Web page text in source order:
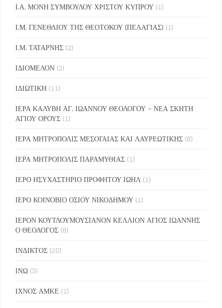
Ι.Α. ΜΟΝΗ ΣΥΜΒΟΥΛΟΥ ΧΡΙΣΤΟΥ ΚΥΠΡΟΥ (1)
Ι.Μ. ΓΕΝΕΘΛΙΟΥ ΤΗΣ ΘΕΟΤΟΚΟΥ (ΠΕΛΑΓΙΑΣ) (1)
Ι.Μ. ΤΑΤΑΡΝΗΣ (2)
ΙΔΙΟΜΕΛΟΝ (2)
ΙΔΙΩΤΙΚΗ (11)
ΙΕΡΑ ΚΑΛΥΒΗ ΑΓ. ΙΩΑΝΝΟΥ ΘΕΟΛΟΓΟΥ – ΝΕΑ ΣΚΗΤΗ
ΑΓΙΟΥ ΟΡΟΥΣ (1)
ΙΕΡΑ ΜΗΤΡΟΠΟΛΙΣ ΜΕΣΟΓΑΙΑΣ ΚΑΙ ΛΑΥΡΕΩΤΙΚΗΣ (8)
ΙΕΡΑ ΜΗΤΡΟΠΟΛΙΣ ΠΑΡΑΜΥΘΙΑΣ (1)
ΙΕΡΟ ΗΣΥΧΑΣΤΗΡΙΟ ΠΡΟΦΗΤΟΥ ΙΩΗΛ (1)
ΙΕΡΟ ΚΟΙΝΟΒΙΟ ΟΣΙΟΥ ΝΙΚΟΔΗΜΟΥ (1)
ΙΕΡΟΝ ΚΟΥΤΛΟΥΜΟΥΣΙΑΝΟΝ ΚΕΛΛΙΟΝ ΑΓΙΟΣ ΙΩΑΝΝΗΣ
Ο ΘΕΟΛΟΓΟΣ (8)
ΙΝΔΙΚΤΟΣ (20)
ΙΝΩ (3)
ΙΧΝΟΣ ΑΜΚΕ (1)